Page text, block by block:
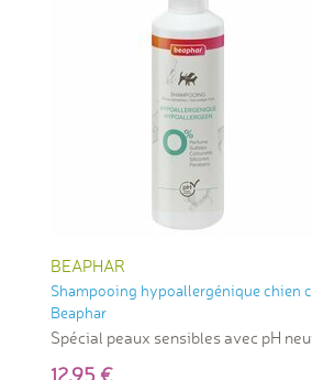
BEAPHAR
Shampooing hypoallergénique chien
Beaphar
Spécial peaux sensibles avec pH
12,95